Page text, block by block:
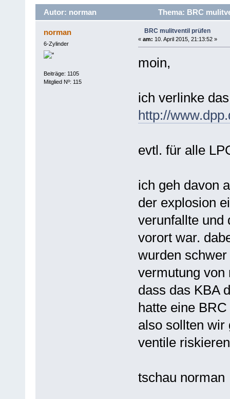
Autor: norman Thema: BRC
norman
6-Zylinder
Beiträge: 1105
Mitglied Nº: 115
BRC mulitventil prüfen
« am: 10. April 2015, 21:13:52 »
moin,
ich verlinke
http://
evtl. für alle
ich geh davon
der explosion
verunfallte und
vorort war.
wurden
vermutung von
dass das KBA
hatte eine
also sollten wir
ventile
tschau norman